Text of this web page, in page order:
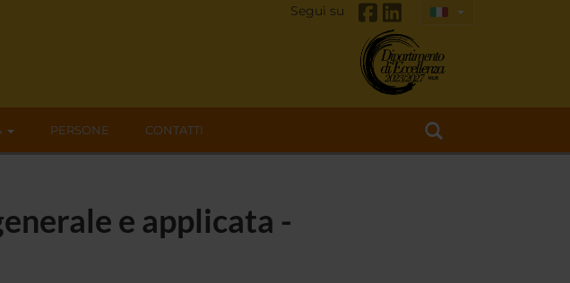
Segui su
PERSONE CONTATTI
e applicata -